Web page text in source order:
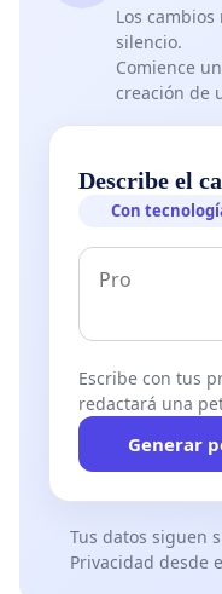
Los
silencio.
Comience
creación de
Describe el
Con
Escribe con tus
redactará una
Generar
Tus datos siguen
Privacidad desde